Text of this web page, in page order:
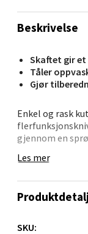
Beskrivelse
Skaftet gir
Tåler
Gjør
Enkel og rask
gjennom en
hånden og gjør
og
Les mer
SKU:
Narvik -
Bolagsgata
Åpent i dag